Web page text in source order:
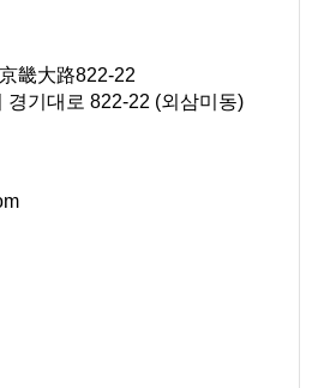
畿大路822-22
경기대로 822-22 (외삼미동)